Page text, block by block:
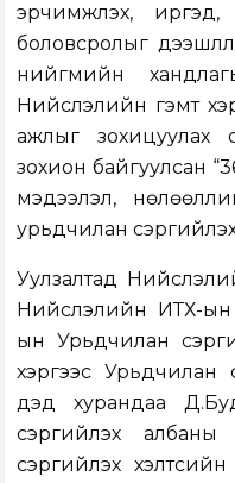
эрчимжүүлэх,
боловсролыг
нийгмийн
Нийслэлийн гэмт
ажлыг зохицуулах
зохион байгуулсан
мэдээлэл,
урьдчилан
Уулзалтад
Нийслэлийн ИТХ-ын
ын Урьдчилан
хэргээс Урьдчилан
дэд хурандаа
сэргийлэх албаны
сэргийлэх